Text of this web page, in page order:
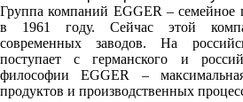
Группа компаний EGGER – семейное
в 1961 году. Сейчас этой
современных заводов. На
поступает с германского и
философии EGGER –
продуктов и производственных